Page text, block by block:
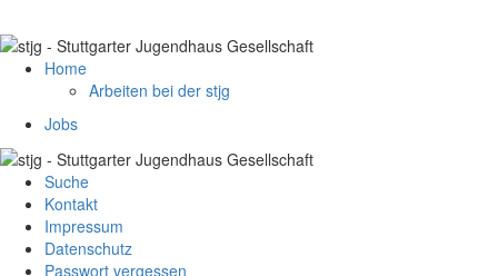
Home
Arbeiten bei der stjg
Jobs
Suche
Kontakt
Impressum
Datenschutz
Passwort vergessen